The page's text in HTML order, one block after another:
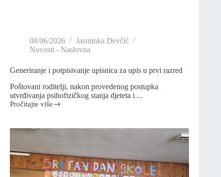
08/06/2026
Jasminka Devčić
Novosti - Naslovna
Generiranje i potpisivanje upisnica za upis u prvi razred
Poštovani roditelji, nakon provedenog postupka
utvrđivanja psihofizičkog stanja djeteta i…
Pročitajte više